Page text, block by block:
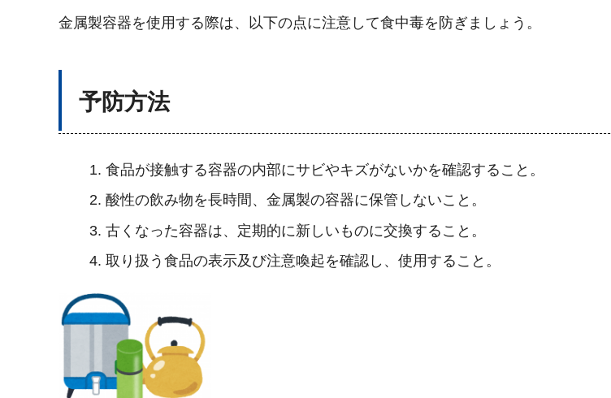
金属製容器を使用する際は、以下の点に注意して食中毒を防ぎましょう。
予防方法
食品が接触する容器の内部にサビやキズがないかを確認すること。
酸性の飲み物を長時間、金属製の容器に保管しないこと。
古くなった容器は、定期的に新しいものに交換すること。
取り扱う食品の表示及び注意喚起を確認し、使用すること。